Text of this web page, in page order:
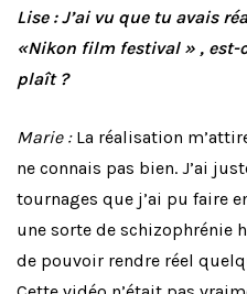
Lise : J’ai vu que tu avais
«Nikon film festival » , est-
plaît ?
Marie : La réalisation
ne connais pas bien. J’ai
tournages que j’ai pu faire
une sorte de schizophrénie
de pouvoir rendre réel